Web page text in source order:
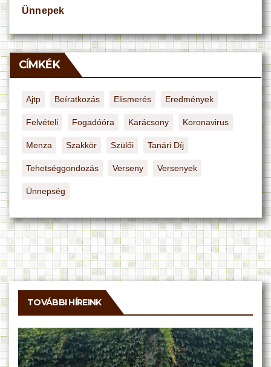
Ünnepek
CÍMKÉK
Ajtp Beíratkozás Elismerés Eredmények
Felvételi Fogadóóra Karácsony Koronavirus
Menza Szakkör Szülői Tanári Díj
Tehetséggondozás Verseny Versenyek
Ünnepség
TOVÁBBI HÍREINK